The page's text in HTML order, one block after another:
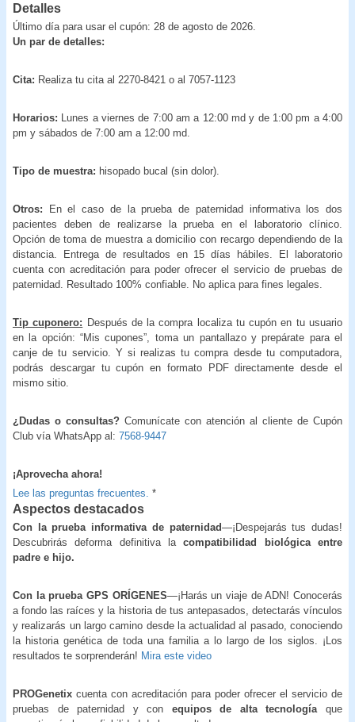
Detalles
Último día para usar el cupón: 28 de agosto de 2026.
Un par de detalles:
Cita: Realiza tu cita al 2270-8421 o al 7057-1123
Horarios:
Lunes a viernes de 7:00 am a 12:00 md y de 1:00 pm a 4:00
pm y sábados de 7:00 am a 12:00 md.
Tipo de muestra: hisopado bucal (sin dolor).
Otros:
En el caso de la prueba de paternidad informativa los dos
pacientes deben de realizarse la prueba en el laboratorio clínico.
Opción de toma de muestra a domicilio con recargo dependiendo de la
distancia. Entrega de resultados en 15 días hábiles. El laboratorio
cuenta con acreditación para poder ofrecer el servicio de pruebas de
paternidad. Resultado 100% confiable. No aplica para fines legales.
Tip cuponero: Después de la compra localiza tu cupón en tu usuario
en la opción: “Mis cupones”, toma un pantallazo y prepárate para el
canje de tu servicio. Y si realizas tu compra desde tu computadora,
podrás descargar tu cupón en formato PDF directamente desde el
mismo sitio.
¿Dudas o consultas? Comunícate con atención al cliente de Cupón
Club vía WhatsApp al: 7568-9447
¡Aprovecha ahora!
Lee las preguntas frecuentes. *
Aspectos destacados
Con la prueba informativa de paternidad—¡Despejarás tus dudas!
Descubrirás deforma definitiva lacompatibilidad biológica entre
padre e hijo.
Con la prueba GPS ORÍGENES—¡Harás un viaje de ADN! Conocerás
a fondo las raíces y la historia de tus antepasados, detectarás vínculos
y realizarás un largo camino desde la actualidad al pasado, conociendo
la historia genética de toda una familia a lo largo de los siglos. ¡Los
resultados te sorprenderán! Mira este video
PROGenetix cuenta con acreditación para poder ofrecer el servicio de
pruebas de paternidad y con equipos de alta tecnología que